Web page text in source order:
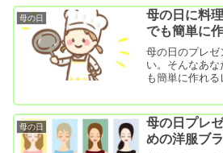
なんだか不自
母の日におめ...
母の日
母の日に料
でも簡単に
母の日のプレゼ
い。そんなあ
も簡単に作れ
ントは凝った
お母さんの顔
は大抵うまく
画に影響され...
母の日
母の日プレ
めの洋服ブ